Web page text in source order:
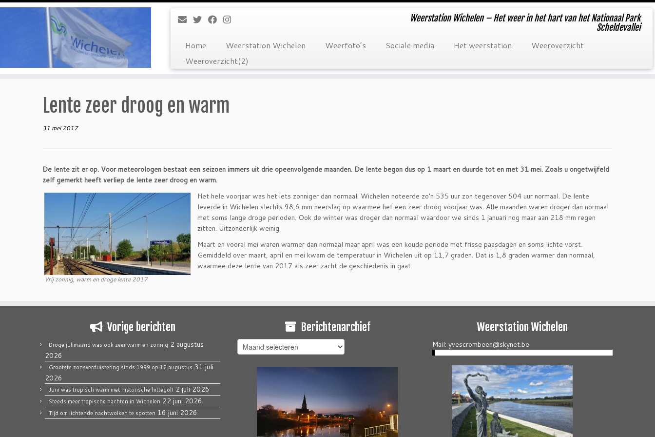
Ga
Weerstation Wichelen – Het weer in het hart van het Nationaal Park
Scheldevallei
Home Weerstation Wichelen Weerfoto’s Sociale media Het weerstation
Weeroverzicht
Weeroverzicht(2)
Lente zeer droog en warm
31 mei 2017
De lente zit er op. Voor meteorologen bestaat een seizoen immers uit drie opeenvolgende maanden. De lente begon dus op 1 maart en duurde tot en met 31 mei. Zoals u ongetwijfeld
zelf gemerkt heeft verliep de lente zeer droog en warm.
Vrij zonnig, warm en droge lente 2017
Het hele voorjaar was het iets zonniger dan normaal. Wichelen noteerde zo’n 535 uur zon tegenover 504 uur normaal. De lente
leverde in Wichelen slechts 98,6 mm neerslag op waarmee het een zeer droog voorjaar was. Alle maanden waren droger dan normaal
met soms lange droge perioden. Ook de winter was droger dan normaal waardoor we sinds 1 januari nog maar aan 218 mm regen
zitten. Uitzonderlijk weinig.
Maart en vooral mei waren warmer dan normaal maar april was een koude periode met frisse paasdagen en soms lichte vorst.
Gemiddeld over maart, april en mei kwam de temperatuur in Wichelen uit op 11,7 graden. Dat is 1,8 graden warmer dan normaal,
waarmee deze lente van 2017 als zeer zacht de geschiedenis in gaat.
Vorige berichten
Droge julimaand was ook zeer warm en zonnig 2 augustus
2026
Grootste zonsverduistering sinds 1999 op 12 augustus 31 juli
2026
Juni was tropisch warm met historische hittegolf 2 juli 2026
Steeds meer tropische nachten in Wichelen 22 juni 2026
Tijd om lichtende nachtwolken te spotten 16 juni 2026
Berichtenarchief
Berichtenarchief
Weerstation Wichelen
Mail: yvescrombeen@skynet.be